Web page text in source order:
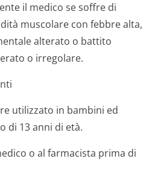
il medico se soffre di
muscolare con febbre alta,
alterato o battito
o irregolare.
utilizzato in bambini ed
di 13 anni di età.
o al farmacista prima di